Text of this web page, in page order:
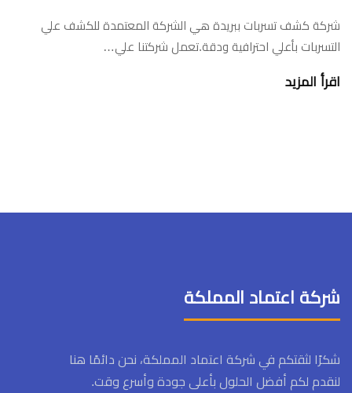
شركة كشف تسربات ببريدة هي الشركة المعتمدة للكشف علي
التسربات بأعلي احترافية ودقة.تعمل شركتنا علي…
اقرأ المزيد
شركة اعتماد المملكة
شكرًا لثقتكم في شركة اعتماد المملكة، نحن دائمًا هنا
لنقدم لكم أفضل الحلول بأعلى جودة وأسرع وقت.